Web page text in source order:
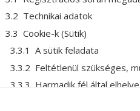
3.2 Technikai adatok
3.3 Cookie-k (Sütik)
3.3.1 A sütik feladata
3.3.2 Feltétlenül szükséges,
3.3.3 Harmadik fél által